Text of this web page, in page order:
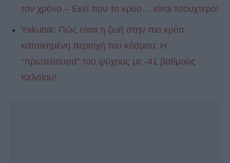
τον χρόνο – Εκεί που το κρύο… είναι τσουχτερό!
Yakutsk: Πώς είναι η ζωή στην πιο κρύα
κατοικημένη περιοχή του κόσμου; Η
“πρωτεύουσα” του ψύχους με -41 βαθμούς
Κελσίου!